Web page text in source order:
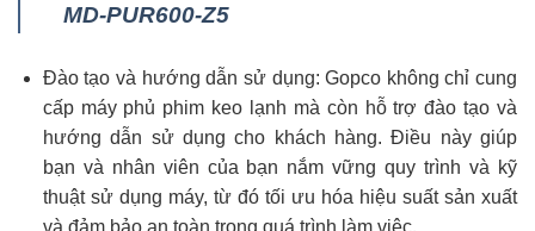
MD-PUR600-Z5
Đào tạo và hướng dẫn sử dụng: Gopco không chỉ cung
cấp máy phủ phim keo lạnh mà còn hỗ trợ đào tạo và
hướng dẫn sử dụng cho khách hàng. Điều này giúp
bạn và nhân viên của bạn nắm vững quy trình và kỹ
thuật sử dụng máy, từ đó tối ưu hóa hiệu suất sản xuất
và đảm bảo an toàn trong quá trình làm việc.